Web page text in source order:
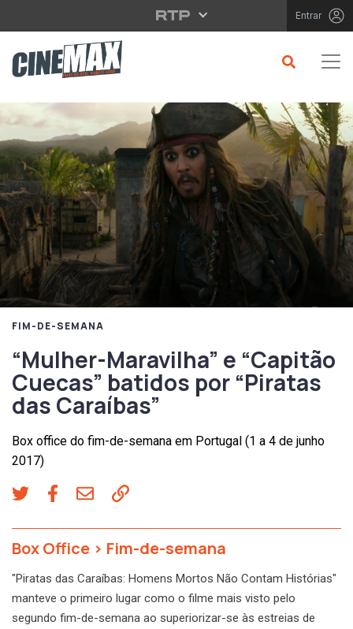
Saltar para o conteúdo principal Entrar
FIM-DE-SEMANA
“Mulher-Maravilha” e “Capitão
Cuecas” batidos por “Piratas
das Caraíbas”
Box office do fim-de-semana em Portugal (1 a 4 de junho
2017)
Box Office > Fim-de-semana
"Piratas das Caraíbas: Homens Mortos Não Contam Histórias"
manteve o primeiro lugar como o filme mais visto pelo
segundo fim-de-semana ao superiorizar-se às estreias de